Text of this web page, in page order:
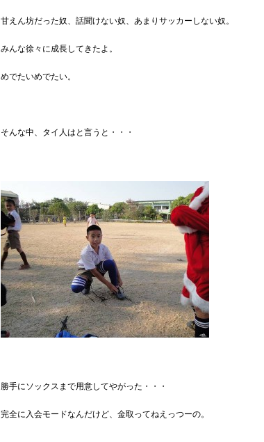
甘えん坊だった奴、話聞けない奴、あまりサッカーしない奴。
みんな徐々に成長してきたよ。
めでたいめでたい。
そんな中、タイ人はと言うと・・・
勝手にソックスまで用意してやがった・・・
完全に入会モードなんだけど、金取ってねえっつーの。